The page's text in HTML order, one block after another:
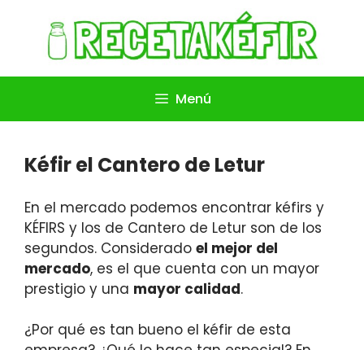
contenido
Menú
Kéfir el Cantero de Letur
En el mercado podemos encontrar kéfirs y
KÉFIRS y los de Cantero de Letur son de los
segundos. Considerado el mejor del
mercado, es el que cuenta con un mayor
prestigio y una mayor calidad.
¿Por qué es tan bueno el kéfir de esta